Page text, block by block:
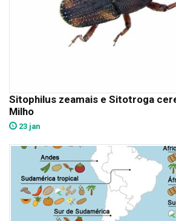
Sitophilus zeamais e Sitotroga
Milho
23 jan